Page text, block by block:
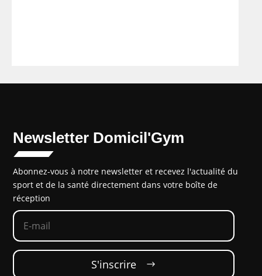
Newsletter Domicil'Gym
Abonnez-vous à notre newsletter et recevez l'actualité du
sport et de la santé directement dans votre boîte de
réception
S'inscrire‎‎ ‎ ‎